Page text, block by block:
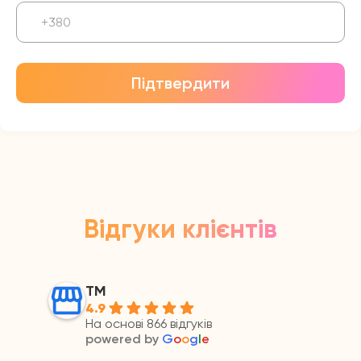
Підтвердити
Відгуки клієнтів
ТМ
4.9
На основі 866 відгуків
powered by Google